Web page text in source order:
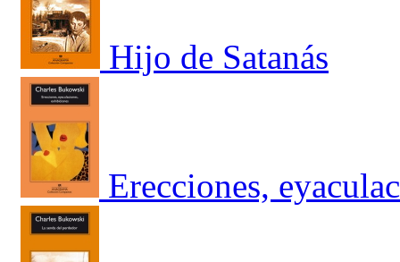
Hijo de Satanás
Erecciones,